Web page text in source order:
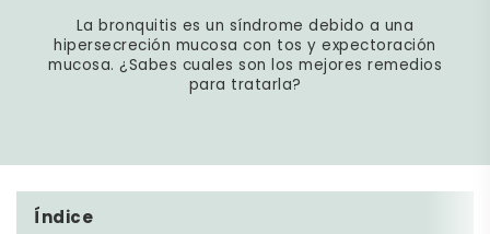
La bronquitis es un síndrome debido a una
hipersecreción mucosa con tos y expectoración
mucosa. ¿Sabes cuales son los mejores remedios
para tratarla?
Índice